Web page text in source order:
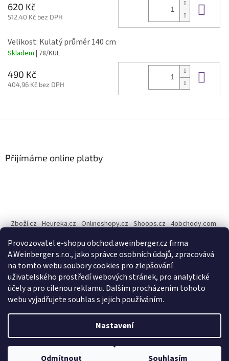
Provozovatel e-shopu obchod.aweinberger.cz firma
A.Weinberger s.r.o., jako správce osobních údajů, zpracovává
na tomto webu soubory cookies pro zlepšování
uživatelského prostředí webových stránek, pro analytické
účely a pro cílenou reklamu. Dalším procházením tohoto
webu vyjadřujete souhlas s jejich používáním.
Nastavení
Odmítnout Souhlasím
620 Kč
512,40 Kč bez DPH
Velikost: Kulatý průměr 140 cm
Skladem | 78/KUL
490 Kč
404,96 Kč bez DPH
Přijímáme online platby
Zboží.cz Heureka.cz Onlineshopy.cz Shoops.cz 4obchody.com
Internetové obchody online, srovnání cen - Dobchody.cz
A.Weinberger on
Copyright 2026A.Weinberger - český bytový textil. Všechna